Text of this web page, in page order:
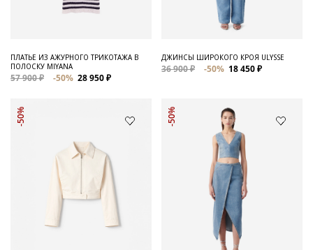
ПЛАТЬЕ ИЗ АЖУРНОГО ТРИКОТАЖА В
ПОЛОСКУ MIYANA
57 900 ₽ -50% 28 950 ₽
ДЖИНСЫ ШИРОКОГО КРОЯ ULYSSE
36 900 ₽ -50% 18 450 ₽
-50% -50%